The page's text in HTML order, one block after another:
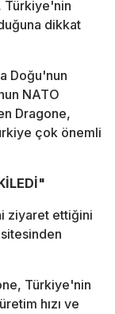
Türkiye'nin
dikkat
Doğu'nun
NATO
Dragone,
çok önemli
ziyaret ettiğini
Türkiye'nin
hızı ve